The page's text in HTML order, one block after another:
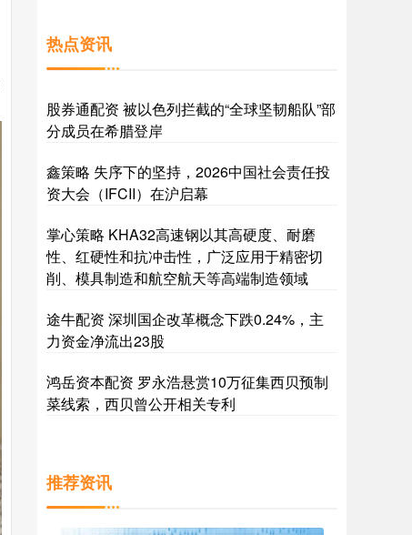
热点资讯
股券通配资 被以色列拦截的“全球坚韧船队”部
分成员在希腊登岸
鑫策略 失序下的坚持，2026中国社会责任投
资大会（IFCII）在沪启幕
掌心策略 KHA32高速钢以其高硬度、耐磨
性、红硬性和抗冲击性，广泛应用于精密切
削、模具制造和航空航天等高端制造领域
途牛配资 深圳国企改革概念下跌0.24%，主
力资金净流出23股
鸿岳资本配资 罗永浩悬赏10万征集西贝预制
菜线索，西贝曾公开相关专利
推荐资讯